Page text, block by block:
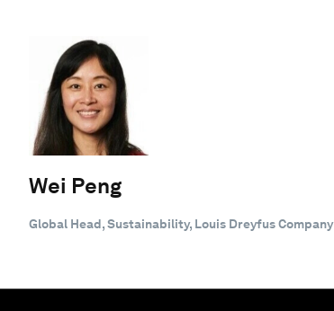
Wei Peng
Global Head, Sustainability, Louis Dreyfus Company